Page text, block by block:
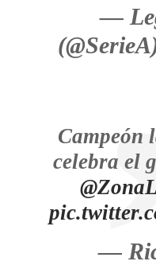
—
Campeón
celebra el
—